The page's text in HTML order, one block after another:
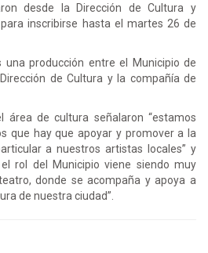
desde la Dirección de Cultura y
inscribirse hasta el martes 26 de
una producción entre el Municipio de
de Cultura y la compañía de
área de cultura señalaron “estamos
que hay que apoyar y promover a la
a nuestros artistas locales” y
rol del Municipio viene siendo muy
donde se acompaña y apoya a
de nuestra ciudad”.